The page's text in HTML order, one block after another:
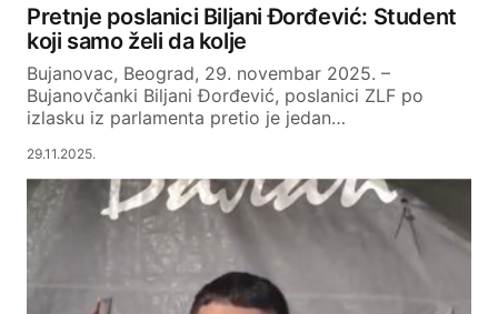
Pretnje poslanici Biljani Đorđević: Student
koji samo želi da kolje
Bujanovac, Beograd, 29. novembar 2025. –
Bujanovčanki Biljani Đorđević, poslanici ZLF po
izlasku iz parlamenta pretio je jedan…
29.11.2025.